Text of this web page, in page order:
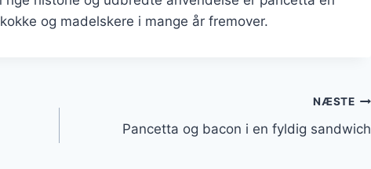
og madelskere i mange år fremover.
NÆSTE
Pancetta og bacon i en fyldig sandwich